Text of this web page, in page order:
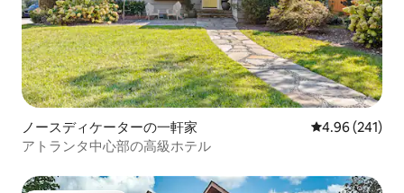
ノースディケーターの一軒家 レビュー241
4.96 (241)
アトランタ中心部の高級ホテル